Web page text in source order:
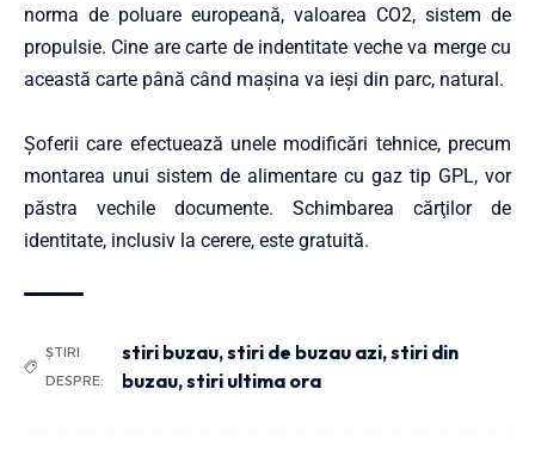
norma de poluare europeană, valoarea CO2, sistem de
propulsie. Cine are carte de indentitate veche va merge cu
această carte până când maşina va ieşi din parc, natural.
Șoferii care efectuează unele modificări tehnice, precum
montarea unui sistem de alimentare cu gaz tip GPL, vor
păstra vechile documente. Schimbarea cărţilor de
identitate, inclusiv la cerere, este gratuită.
ȘTIRI
DESPRE:
stiri buzau,stiri de buzau azi,stiri din
buzau,stiri ultima ora